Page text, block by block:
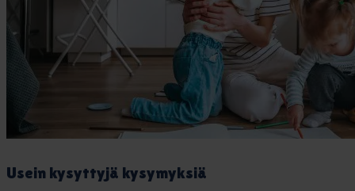
Usein ky­syt­ty­jä ky­sy­myk­siä